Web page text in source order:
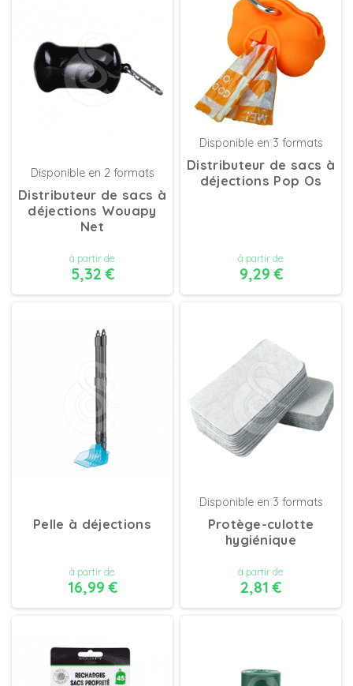
DÉTAILS
Disponible en 2 formats
Distributeur de sacs à
déjections Wouapy
Net
à partir de
5,32 €
DÉTAILS
Disponible en 3 formats
Distributeur de sacs à
déjections Pop Os
à partir de
9,29 €
DÉTAILS
Pelle à déjections
à partir de
16,99 €
DÉTAILS
Disponible en 3 formats
Protège-culotte
hygiénique
à partir de
2,81 €